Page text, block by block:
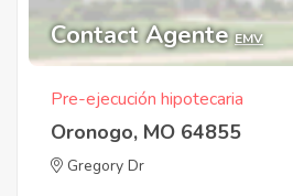
Contact Agente EMV
Pre-ejecución hipotecaria
Oronogo, MO 64855
Gregory Dr